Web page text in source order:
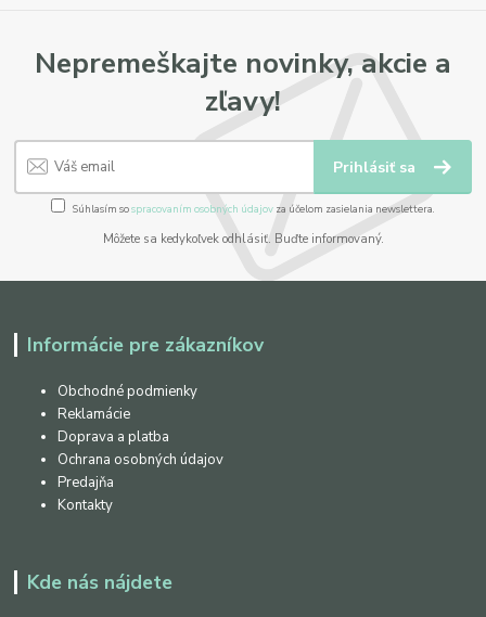
Nepremeškajte novinky, akcie a
zľavy!
Prihlásiť sa
Súhlasím sospracovaním osobných údajov za účelom zasielania newslettera.
Môžete sa kedykoľvek odhlásiť. Buďte informovaný.
Informácie pre zákazníkov
Obchodné podmienky
Reklamácie
Doprava a platba
Ochrana osobných údajov
Predajňa
Kontakty
Kde nás nájdete